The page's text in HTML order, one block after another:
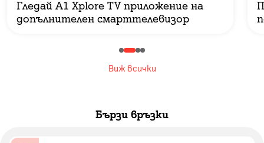
Гледай A1 Xplore TV приложение на
допълнителен смарттелевизор
Виж всички
Бързи връзки